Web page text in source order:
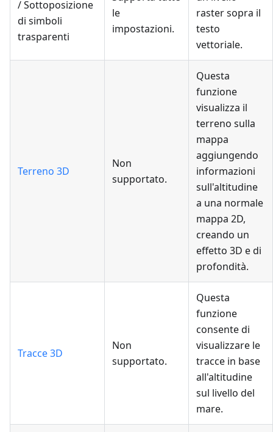
/ Sottoposizione
di simboli
trasparenti
le
impostazioni.
raster sopra il
testo
vettoriale.
Terreno 3D
Non
supportato.
Questa
funzione
visualizza il
terreno sulla
mappa
aggiungendo
informazioni
sull'altitudine
a una normale
mappa 2D,
creando un
effetto 3D e di
profondità.
Tracce 3D
Non
supportato.
Questa
funzione
consente di
visualizzare le
tracce in base
all'altitudine
sul livello del
mare.